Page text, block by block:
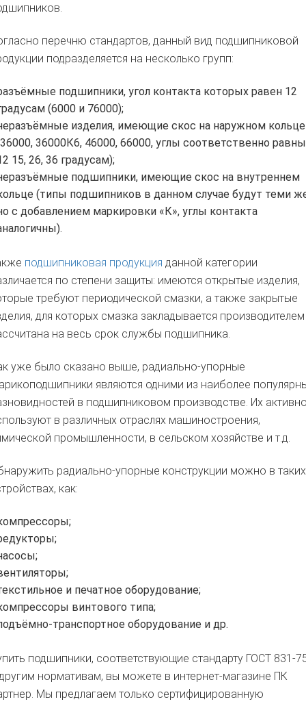
перечню стандартов, данный вид подшипниковой
подразделяется на несколько групп:
подшипники, угол контакта которых равен 12
(6000 и 76000);
изделия, имеющие скос на наружном кольце
36000К6, 46000, 66000, углы соответственно равны
15, 26, 36 градусам);
подшипники, имеющие скос на внутреннем
(типы подшипников в данном случае будут теми
с добавлением маркировки «К», углы контакта
подшипниковая продукция данной категории
по степени защиты: имеются открытые изделия,
требуют периодической смазки, а также закрытые
для которых смазка закладывается
на весь срок службы подшипника.
уже было сказано выше, радиально-упорные
являются одними из наиболее
в подшипниковом производстве. Их
в различных отраслях машиностроения,
промышленности, в сельском хозяйстве и т.д.
радиально-упорные конструкции можно в таких
как:
и печатное оборудование;
винтового типа;
транспортное оборудование и др.
подшипники, соответствующие стандарту ГОСТ 831-
нормативам, вы можете в интернет-магазине ПК
Мы предлагаем только сертифицированную